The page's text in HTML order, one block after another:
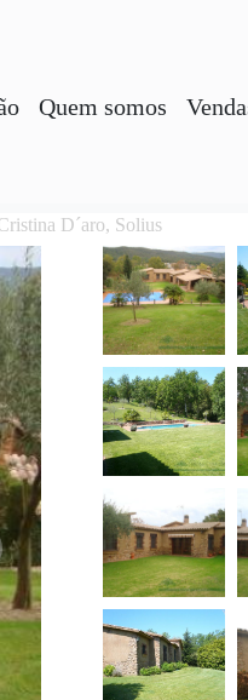
Quem somos
D´aro, Solius